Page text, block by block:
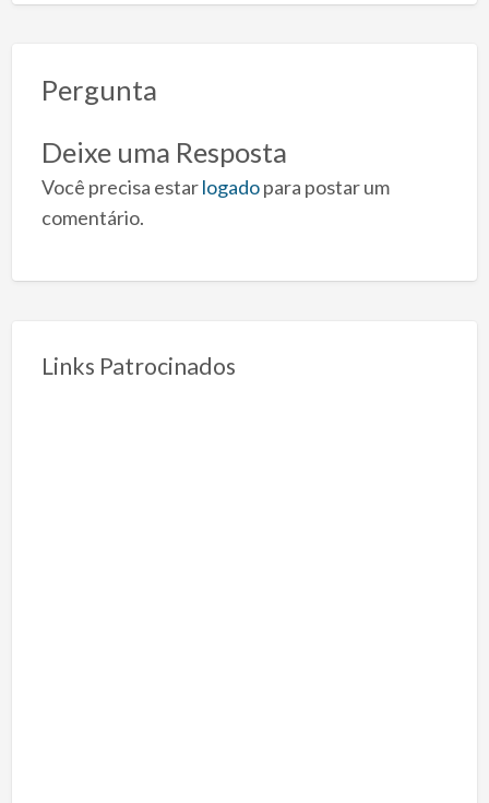
Pergunta
Deixe uma Resposta
Você precisa estarlogadopara postar um
comentário.
Links Patrocinados